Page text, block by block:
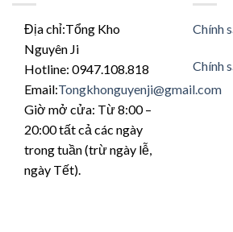
Địa chỉ:Tổng Kho
Nguyên Ji
Hotline: 0947.108.818
Email:Tongkhonguyenji@gmail.com
Giờ mở cửa: Từ 8:00 –
20:00 tất cả các ngày
trong tuần (trừ ngày lễ,
ngày Tết).
Chính
Chính